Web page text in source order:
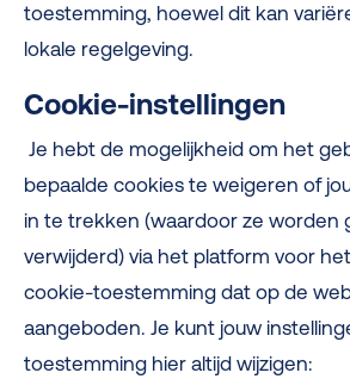
toestemming, hoewel dit kan
lokale regelgeving.
Cookie-instellingen
Je hebt de mogelijkheid om het
bepaalde cookies te weigeren of
in te trekken (waardoor ze worden
verwijderd) via het platform voor
cookie-toestemming dat op de
aangeboden. Je kunt jouw
toestemming hier altijd wijzigen: